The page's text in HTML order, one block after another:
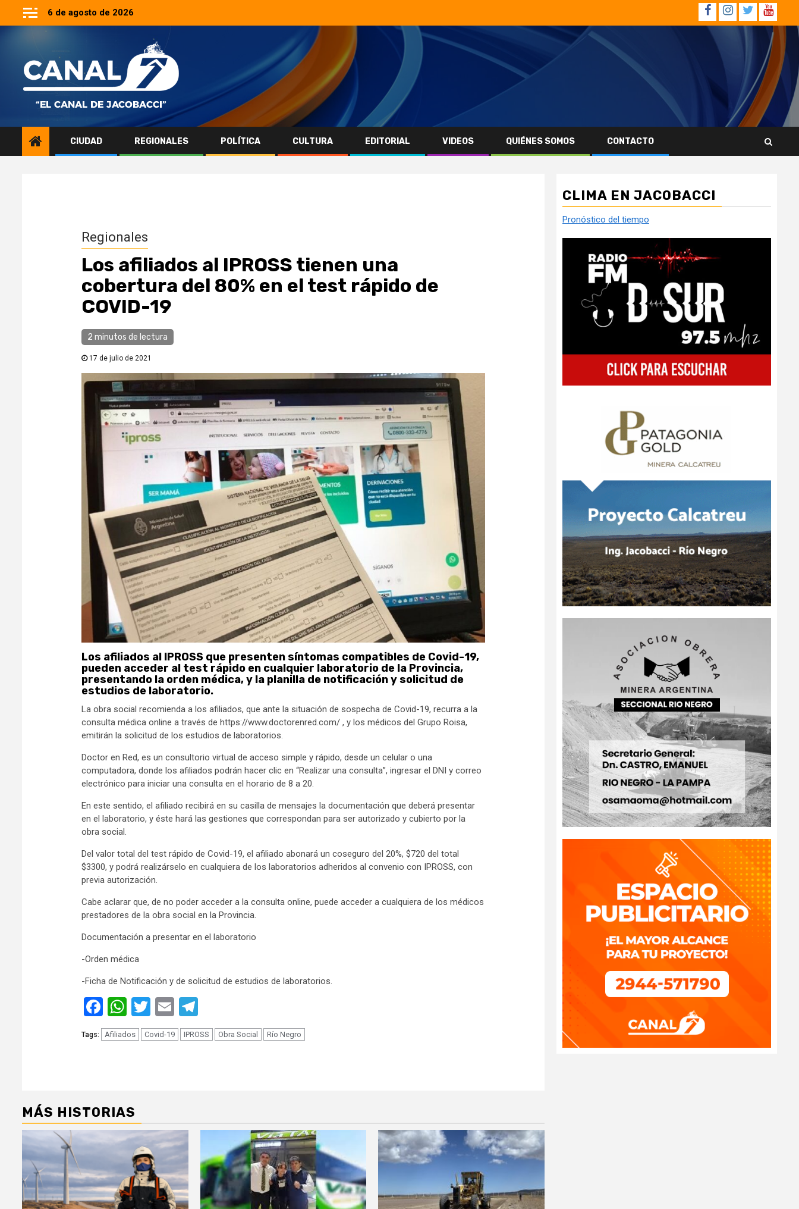
6 de agosto de 2026 Facebook
Instagram
Twitter
CIUDAD REGIONALES POLÍTICA CULTURA EDITORIAL VIDEOS QUIÉNES SOMOS CONTACTO
Regionales
Los afiliados al IPROSS tienen una
cobertura del 80% en el test rápido de
COVID-19
2 minutos de lectura
17 de julio de 2021
Los afiliados al IPROSS que presenten síntomas compatibles de Covid-19,
pueden acceder al test rápido en cualquier laboratorio de la Provincia,
presentando la orden médica, y la planilla de notificación y solicitud de
estudios de laboratorio.
La obra social recomienda a los afiliados, que ante la situación de sospecha de Covid-19, recurra a la
consulta médica online a través de https://www.doctorenred.com/ , y los médicos del Grupo Roisa,
emitirán la solicitud de los estudios de laboratorios.
Doctor en Red, es un consultorio virtual de acceso simple y rápido, desde un celular o una
computadora, donde los afiliados podrán hacer clic en “Realizar una consulta”, ingresar el DNI y correo
electrónico para iniciar una consulta en el horario de 8 a 20.
En este sentido, el afiliado recibirá en su casilla de mensajes la documentación que deberá presentar
en el laboratorio, y éste hará las gestiones que correspondan para ser autorizado y cubierto por la
obra social.
Del valor total del test rápido de Covid-19, el afiliado abonará un coseguro del 20%, $720 del total
$3300, y podrá realizárselo en cualquiera de los laboratorios adheridos al convenio con IPROSS, con
previa autorización.
Cabe aclarar que, de no poder acceder a la consulta online, puede acceder a cualquiera de los médicos
prestadores de la obra social en la Provincia.
Documentación a presentar en el laboratorio
-Orden médica
-Ficha de Notificación y de solicitud de estudios de laboratorios.
Facebook
WhatsApp
Twitter
Email
Tags: Afiliados Covid-19 IPROSS Obra Social Río Negro
MÁS HISTORIAS
CLIMA EN JACOBACCI
Pronóstico del tiempo